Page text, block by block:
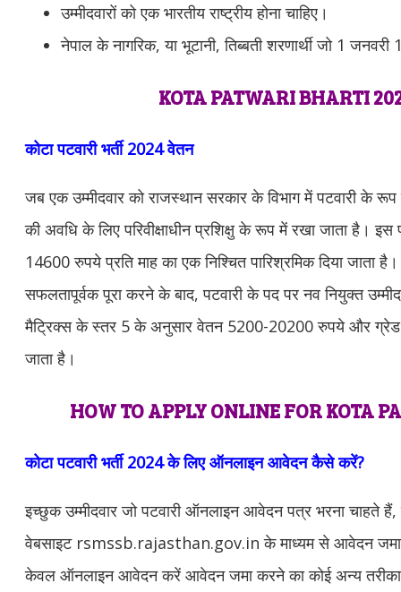
उम्मीदवारों को एक भारतीय राष्ट्रीय होना चाहिए।
नेपाल के नागरिक, या भूटानी, तिब्बती शरणार्थी जो 1
KOTA PATWARI BHARTI
कोटा पटवारी भर्ती 2024 वेतन
जब एक उम्मीदवार को राजस्थान सरकार के विभाग में पटवारी के रूप
की अवधि के लिए परिवीक्षाधीन प्रशिक्षु के रूप में रखा जाता है। इस
14600 रुपये प्रति माह का एक निश्चित पारिश्रमिक दिया जाता है।
सफलतापूर्वक पूरा करने के बाद, पटवारी के पद पर नव नियुक्त
मैट्रिक्स के स्तर 5 के अनुसार वेतन 5200-20200 रुपये और ग्रेड
जाता है।
HOW TO APPLY ONLINE FOR KOTA
कोटा पटवारी भर्ती 2024 के लिए ऑनलाइन आवेदन कैसे करें?
इच्छुक उम्मीदवार जो पटवारी ऑनलाइन आवेदन पत्र भरना चाहते
वेबसाइट rsmssb.rajasthan.gov.in के माध्यम से आवेदन जमा
केवल ऑनलाइन आवेदन करें आवेदन जमा करने का कोई अन्य तरीका